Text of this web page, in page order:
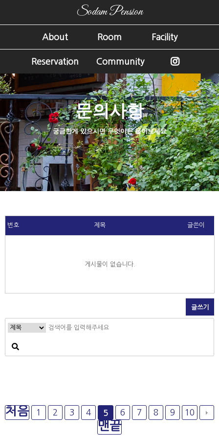
Sodam Pension
About Room Facility
Reservation Community
문의사항
궁금한게 있으시면 무엇이든 물어보세요
번호 제목 글쓴이
게시물이 없습니다.
글쓰기
처음 1 2 3 4 5 6 7 8 9 10
맨끝